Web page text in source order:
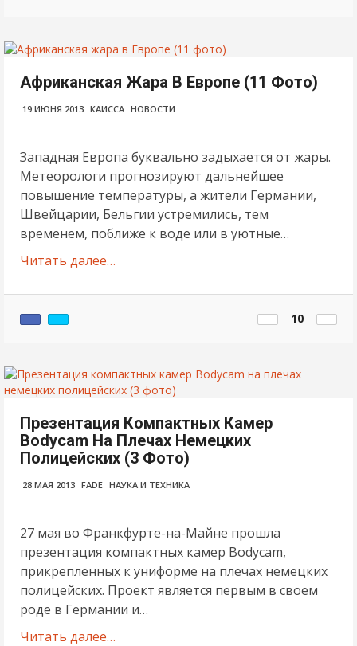
Африканская Жара В Европе (11 Фото)
19 ИЮНЯ 2013 КАИССА НОВОСТИ
Западная Европа буквально задыхается от жары.
Метеорологи прогнозируют дальнейшее
повышение температуры, а жители Германии,
Швейцарии, Бельгии устремились, тем
временем, поближе к воде или в уютные…
Читать далее…
10
Презентация Компактных Камер
Bodycam На Плечах Немецких
Полицейских (3 Фото)
28 МАЯ 2013 FADE НАУКА И ТЕХНИКА
27 мая во Франкфурте-на-Майне прошла
презентация компактных камер Bodycam,
прикрепленных к униформе на плечах немецких
полицейских. Проект является первым в своем
роде в Германии и…
Читать далее…